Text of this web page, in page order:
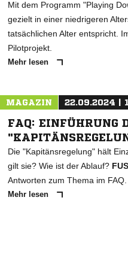
Mit dem Programm "Playing
gezielt in einer niedrigeren
tatsächlichen Alter entspricht.
Pilotprojekt.
Mehr lesen
MAGAZIN 22.09.2024 |
FAQ: EINFÜHRUNG
Die "Kapitänsregelung" hält
gilt sie? Wie ist der Ablauf?
Antworten zum Thema im FAQ.
Mehr lesen